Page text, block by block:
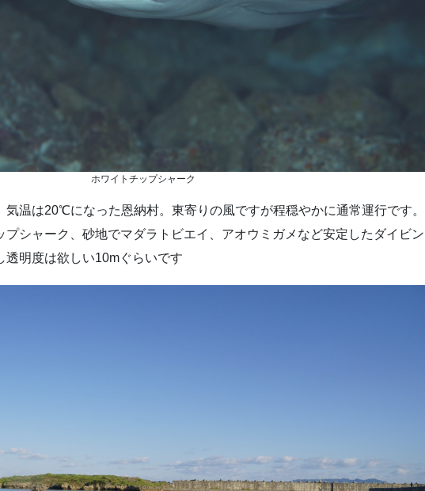
ホワイトチップシャーク
気温は20℃になった恩納村。東寄りの風ですが程穏やかに通常運行です。
プシャーク、砂地でマダラトビエイ、アオウミガメなど安定したダイビン
透明度は欲しい10mぐらいです